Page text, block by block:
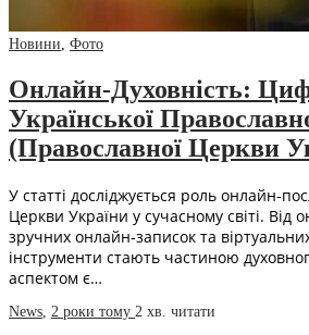
Новини, Фото
Онлайн-Духовність:
Української
(Православної Церкви
У статті досліджується роль онлайн-
Церкви України у сучасному світі. Від
зручних онлайн-записок та
інструменти стають частиною
аспектом є…
News, 2 роки тому 2 хв. читати